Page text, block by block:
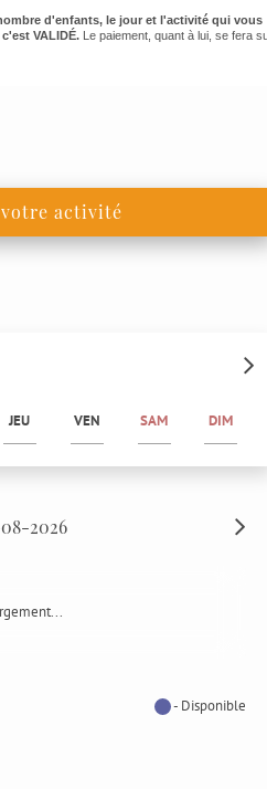
d'enfants, le jour et l'activité qui vous
VALIDÉ. Le paiement, quant à lui, se fera